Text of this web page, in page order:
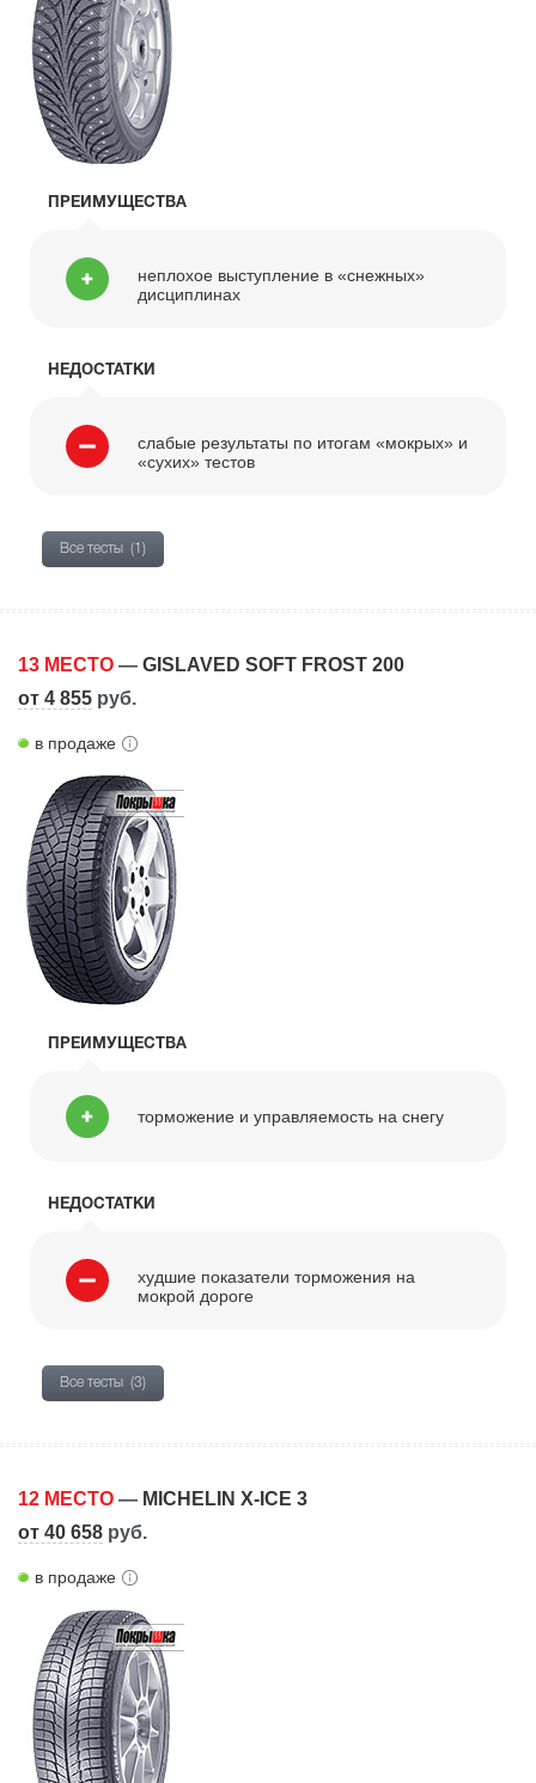
ПРЕИМУЩЕСТВА
неплохое выступление в «снежных»
дисциплинах
НЕДОСТАТКИ
слабые результаты по итогам «мокрых» и
«сухих» тестов
Все тесты (1)
13 МЕСТО — GISLAVED SOFT FROST 200
от 4 855 руб.
в продаже
ПРЕИМУЩЕСТВА
торможение и управляемость на снегу
НЕДОСТАТКИ
худшие показатели торможения на
мокрой дороге
Все тесты (3)
12 МЕСТО — MICHELIN X-ICE 3
от 40 658 руб.
в продаже